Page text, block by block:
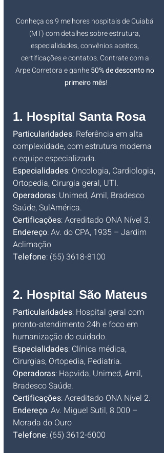
Conheça os 9 melhores hospitais de Cuiabá
(MT) com detalhes sobre estrutura,
especialidades, convênios aceitos,
certificações e contatos. Contrate com a
Arpe Corretora e ganhe 50% de desconto no
primeiro mês!
1. Hospital Santa Rosa
Particularidades: Referência em alta
complexidade, com estrutura moderna
e equipe especializada.
Especialidades: Oncologia, Cardiologia,
Ortopedia, Cirurgia geral, UTI.
Operadoras: Unimed, Amil, Bradesco
Saúde, SulAmérica.
Certificações: Acreditado ONA Nível 3.
Endereço: Av. do CPA, 1935 – Jardim
Aclimação
Telefone: (65) 3618-8100
2. Hospital São Mateus
Particularidades: Hospital geral com
pronto-atendimento 24h e foco em
humanização do cuidado.
Especialidades: Clínica médica,
Cirurgias, Ortopedia, Pediatria.
Operadoras: Hapvida, Unimed, Amil,
Bradesco Saúde.
Certificações: Acreditado ONA Nível 2.
Endereço: Av. Miguel Sutil, 8.000 –
Morada do Ouro
Telefone: (65) 3612-6000